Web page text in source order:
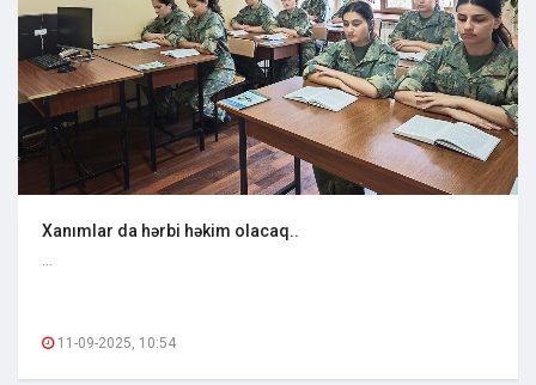
Xanımlar da hərbi həkim olacaq..
...
11-09-2025, 10:54